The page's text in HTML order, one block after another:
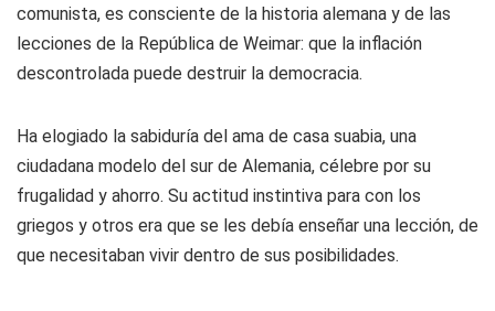
comunista, es consciente de la historia alemana y de las
lecciones de la República de Weimar: que la inflación
descontrolada puede destruir la democracia.
Ha elogiado la sabiduría del ama de casa suabia, una
ciudadana modelo del sur de Alemania, célebre por su
frugalidad y ahorro. Su actitud instintiva para con los
griegos y otros era que se les debía enseñar una lección, de
que necesitaban vivir dentro de sus posibilidades.